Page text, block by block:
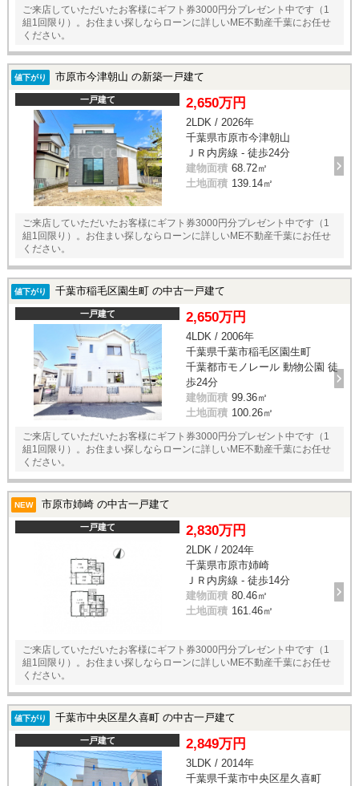
ご来店していただいたお客様にギフト券3000円分プレゼント中です（1
組1回限り）。お住まい探しならローンに詳しいME不動産千葉にお任せ
ください。
値下がり 市原市今津朝山 の新築一戸建て
一戸建て 2,650万円
2LDK / 2026年
千葉県市原市今津朝山
ＪＲ内房線 - 徒歩24分
建物面積 68.72㎡
土地面積 139.14㎡
ご来店していただいたお客様にギフト券3000円分プレゼント中です（1
組1回限り）。お住まい探しならローンに詳しいME不動産千葉にお任せ
ください。
値下がり 千葉市稲毛区園生町 の中古一戸建て
一戸建て 2,650万円
4LDK / 2006年
千葉県千葉市稲毛区園生町
千葉都市モノレール 動物公園 徒
歩24分
建物面積 99.36㎡
土地面積 100.26㎡
ご来店していただいたお客様にギフト券3000円分プレゼント中です（1
組1回限り）。お住まい探しならローンに詳しいME不動産千葉にお任せ
ください。
NEW 市原市姉崎 の中古一戸建て
一戸建て 2,830万円
2LDK / 2024年
千葉県市原市姉崎
ＪＲ内房線 - 徒歩14分
建物面積 80.46㎡
土地面積 161.46㎡
ご来店していただいたお客様にギフト券3000円分プレゼント中です（1
組1回限り）。お住まい探しならローンに詳しいME不動産千葉にお任せ
ください。
値下がり 千葉市中央区星久喜町 の中古一戸建て
一戸建て 2,849万円
3LDK / 2014年
千葉県千葉市中央区星久喜町